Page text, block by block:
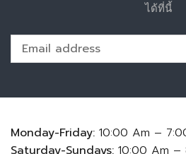
ได้ที่นี้
Monday-Friday: 10:00 Am –
Saturday-Sundays: 10:00 Am –